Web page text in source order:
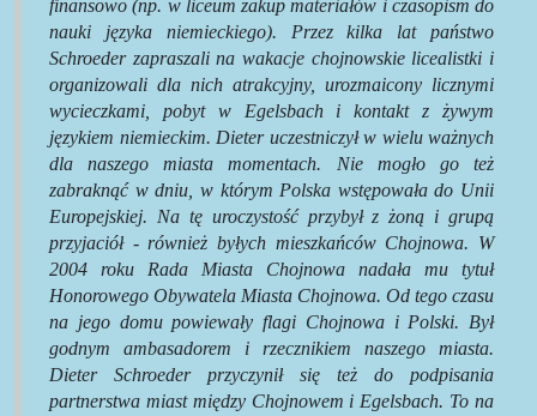
finansowo (np. w liceum zakup materiałów i czasopism do
nauki języka niemieckiego). Przez kilka lat państwo
Schroeder zapraszali na wakacje chojnowskie licealistki i
organizowali dla nich atrakcyjny, urozmaicony licznymi
wycieczkami, pobyt w Egelsbach i kontakt z żywym
językiem niemieckim. Dieter uczestniczył w wielu ważnych
dla naszego miasta momentach. Nie mogło go też
zabraknąć w dniu, w którym Polska wstępowała do Unii
Europejskiej. Na tę uroczystość przybył z żoną i grupą
przyjaciół - również byłych mieszkańców Chojnowa. W
2004 roku Rada Miasta Chojnowa nadała mu tytuł
Honorowego Obywatela Miasta Chojnowa. Od tego czasu
na jego domu powiewały flagi Chojnowa i Polski. Był
godnym ambasadorem i rzecznikiem naszego miasta.
Dieter Schroeder przyczynił się też do podpisania
partnerstwa miast między Chojnowem i Egelsbach. To na